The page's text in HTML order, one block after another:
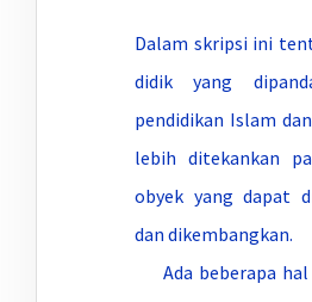
Dalam skripsi ini
didik yang
pendidikan Islam
lebih ditekankan
obyek yang dapat
dan dikembangkan.
Ada beberapa hal